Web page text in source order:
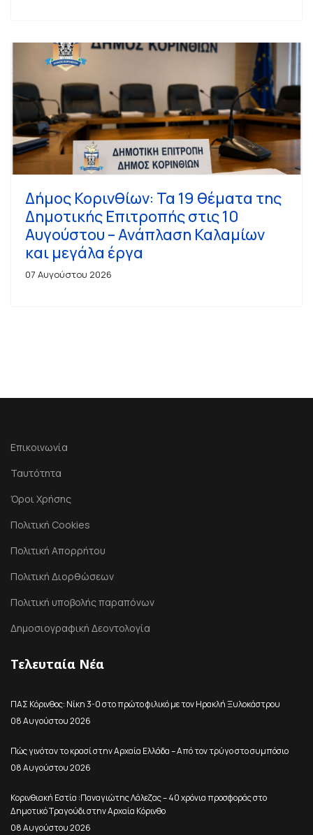
Δήμος Κορινθίων: Τα 19 θέματα της
Δημοτικής Επιτροπής στις 10
Αυγούστου – Ανάπλαση Καλαμίων
και μεγάλα έργα
07 Αυγούστου 2026
Επικοινωνία
Ταυτότητα
Όροι Χρήσης
Πολιτική Cookies
Πολιτική Απορρήτου
Πολιτική Διορθώσεων
Πολιτική υποβολής παραπόνων
Δημοσιογραφική Δεοντολογία
Τελευταία Νέα
ΠΑΣ Κόρινθος: Νίκη 3-0 στο πρώτο φιλικό με τον Ηρακλή Ξυλοκάστρου
08 Αυγούστου 2026
Πώς γινόταν το κρασί στην Αρχαία Ελλάδα – Από τον τρύγο στο συμπόσιο
08 Αυγούστου 2026
Κορινθιακή Εστία :Παναγιώτης Λάλεζας – 40 χρόνια προσφοράς στο
Δημοτικό Τραγούδι στην Αρχαία Κόρινθο
08 Αυγούστου 2026